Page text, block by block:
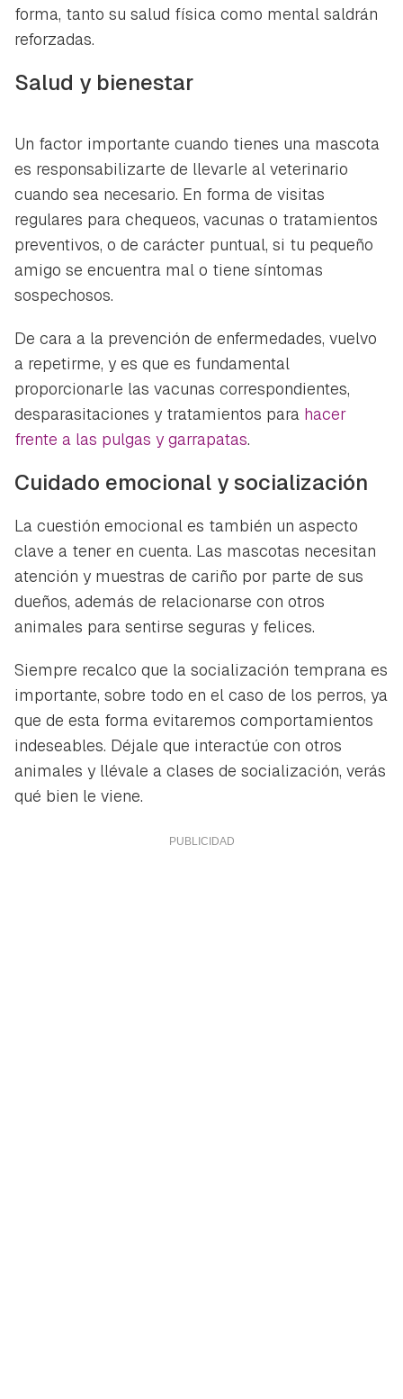
Guardar como favorito
Para poder guardar como favorito, primero has de
iniciar sesión con tu cuenta de Hogarmanía.
forma, tanto su salud física como mental saldrán
reforzadas.
Salud y bienestar
Un factor importante cuando tienes una mascota
es responsabilizarte de llevarle al veterinario
cuando sea necesario. En forma de visitas
regulares para chequeos, vacunas o tratamientos
preventivos, o de carácter puntual, si tu pequeño
amigo se encuentra mal o tiene síntomas
sospechosos.
De cara a la prevención de enfermedades, vuelvo
a repetirme, y es que es fundamental
proporcionarle las vacunas correspondientes,
desparasitaciones y tratamientos para hacer
frente a las pulgas y garrapatas.
Cuidado emocional y socialización
La cuestión emocional es también un aspecto
clave a tener en cuenta. Las mascotas necesitan
atención y muestras de cariño por parte de sus
dueños, además de relacionarse con otros
animales para sentirse seguras y felices.
Siempre recalco que la socialización temprana es
importante, sobre todo en el caso de los perros, ya
que de esta forma evitaremos comportamientos
indeseables. Déjale que interactúe con otros
animales y llévale a clases de socialización, verás
qué bien le viene.
Contenido enviado
Gracias por suscribirte a nuestro boletín.
ACEPTAR